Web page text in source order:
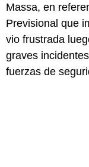
Massa, en
Previsional que
vio frustrada
graves
fuerzas de